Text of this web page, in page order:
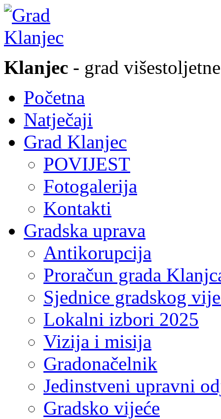
Klanjec - grad
Početna
Natječaji
Grad Klanjec
POVIJEST
Fotogalerija
Kontakti
Gradska uprava
Antikorupcija
Proračun grada
Sjednice gradskog
Lokalni izbori 2025
Vizija i misija
Gradonačelnik
Jedinstveni upravni
Gradsko vijeće